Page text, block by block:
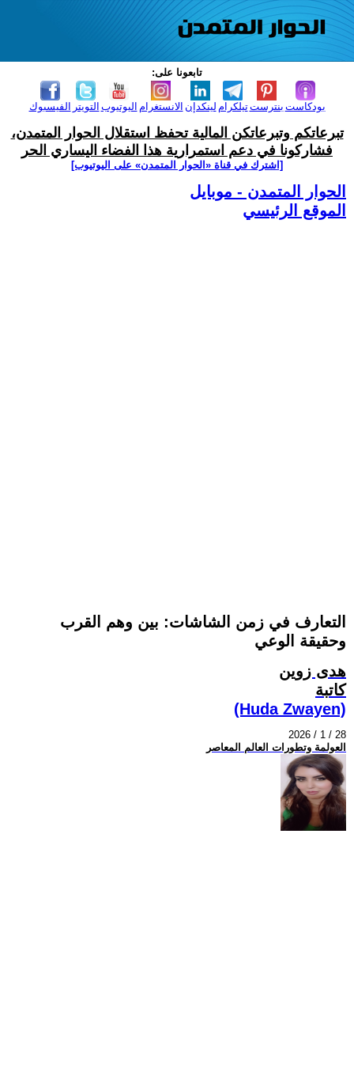
تابعونا على:
الفيسبوك التويتر اليوتيوب الانستغرام لينكدإن تيلكرامبنترست بودكاست
تبرعاتكم وتبرعاتكن المالية تحفظ استقلال الحوار المتمدن،
فشاركونا في دعم استمرارية هذا الفضاء اليساري الحر
[اشترك في قناة ‫«الحوار المتمدن» على اليوتيوب]
الحوار المتمدن - موبايل
الموقع الرئيسي
التعارف في زمن الشاشات: بين وهم القرب
وحقيقة الوعي
هدى زوين
كاتبة
(Huda Zwayen)
2026 / 1 / 28
العولمة وتطورات العالم المعاصر